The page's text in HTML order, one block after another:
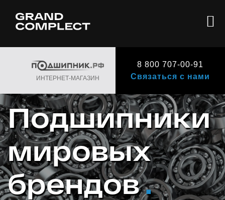
ИНТЕРНЕТ-МАГАЗИН
8 800 707-00-91
Связаться с нами
Подшипники
мировых
брендов.